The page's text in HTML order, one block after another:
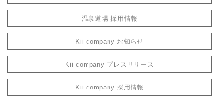
温泉道場 採用情報
Kii company お知らせ
Kii company プレスリリース
Kii company 採用情報